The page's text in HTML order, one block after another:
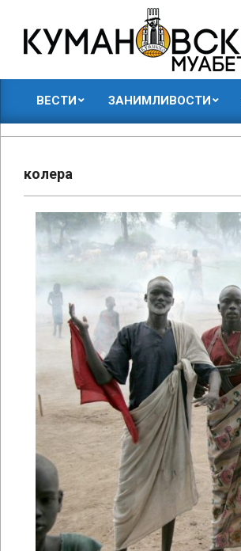
content
КУМАНОВСКИ
МУАБЕТИ
ВЕСТИ ЗАНИМЛИВОСТИ
колера